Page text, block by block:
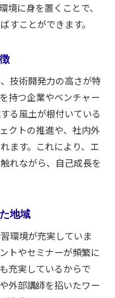
に身を置くことで、
すことができます。
技術開発力の高さが特
持つ企業やベンチャー
る風土が根付いている
クトの推進や、社内外
ます。これにより、エ
れながら、自己成長を
地域
環境が充実していま
トやセミナーが頻繁に
充実しているからで
外部講師を招いたワー